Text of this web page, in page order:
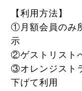
【利用方法】
①月額会員のみ
示
②ゲストリスト
③オレンジスト
下げて利用